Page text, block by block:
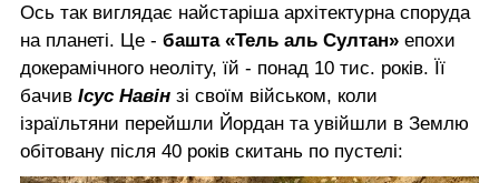
Ось так виглядає найстаріша архітектурна споруда
на планеті. Це - башта «Тель аль Султан» епохи
докерамічного неоліту, їй - понад 10 тис. років. Її
бачив Ісус Навін зі своїм військом, коли
ізраїльтяни перейшли Йордан та увійшли в Землю
обітовану після 40 років скитань по пустелі: